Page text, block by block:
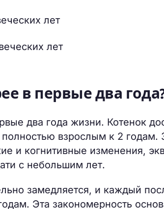
лет
лет
в первые два
два года жизни. Котенок
взрослым к 2 годам.
и когнитивные изменения,
с небольшим лет.
замедляется, и каждый
Эта закономерность